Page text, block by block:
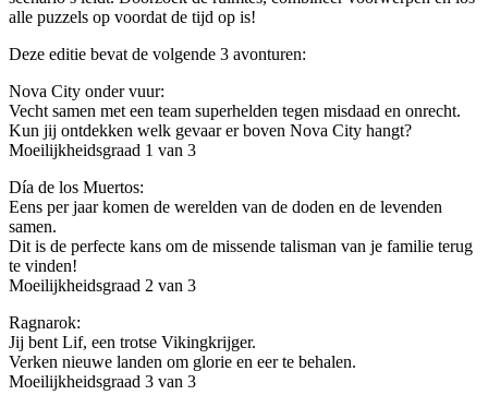
alle puzzels op voordat de tijd op is!
Deze editie bevat de volgende 3 avonturen:
Nova City onder vuur:
Vecht samen met een team superhelden tegen misdaad en onrecht.
Kun jij ontdekken welk gevaar er boven Nova City hangt?
Moeilijkheidsgraad 1 van 3
Día de los Muertos:
Eens per jaar komen de werelden van de doden en de levenden
samen.
Dit is de perfecte kans om de missende talisman van je familie terug
te vinden!
Moeilijkheidsgraad 2 van 3
Ragnarok:
Jij bent Lif, een trotse Vikingkrijger.
Verken nieuwe landen om glorie en eer te behalen.
Moeilijkheidsgraad 3 van 3